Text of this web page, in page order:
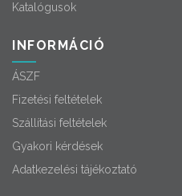
Katalógusok
INFORMÁCIÓ
ÁSZF
Fizetési feltételek
Szállítási feltételek
Gyakori kérdések
Adatkezelési tájékoztató